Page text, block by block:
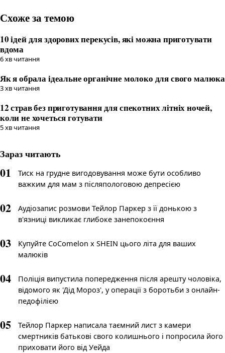
Схоже за темою
10 ідей для здорових перекусів, які можна приготувати
вдома
6хв читання
Як я обрала ідеальне органічне молоко для свого малюка
3хв читання
12 страв без приготування для спекотних літніх ночей,
коли не хочеться готувати
5хв читання
Зараз читають
01
Тиск на грудне вигодовування може бути особливо
важким для мам з післяпологовою депресією
02
Аудіозапис розмови Тейлор Паркер з її донькою з
в'язниці викликає глибоке занепокоєння
03
Купуйте CoComelon x SHEIN цього літа для ваших
малюків
04
Поліція випустила попередження після арешту чоловіка,
відомого як 'Дід Мороз', у операції з боротьби з онлайн-
педофілією
05
Тейлор Паркер написала таємний лист з камери
смертників батькові свого колишнього і попросила його
приховати його від Уейда